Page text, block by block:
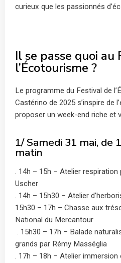
curieux que les passionnés
Il se passe quoi au
l’Écotourisme ?
Le programme du Festival de
Castérino de 2025 s’inspire de
proposer un week-end riche et
1/ Samedi 31 mai, de
matin
. 14h – 15h – Atelier respiration
Uscher
. 14h – 15h30 – Atelier
15h30 – 17h – Chasse aux
National du Mercantour
. 15h30 – 17h – Balade
grands par Rémy Masséglia
. 17h – 18h – Atelier immersion